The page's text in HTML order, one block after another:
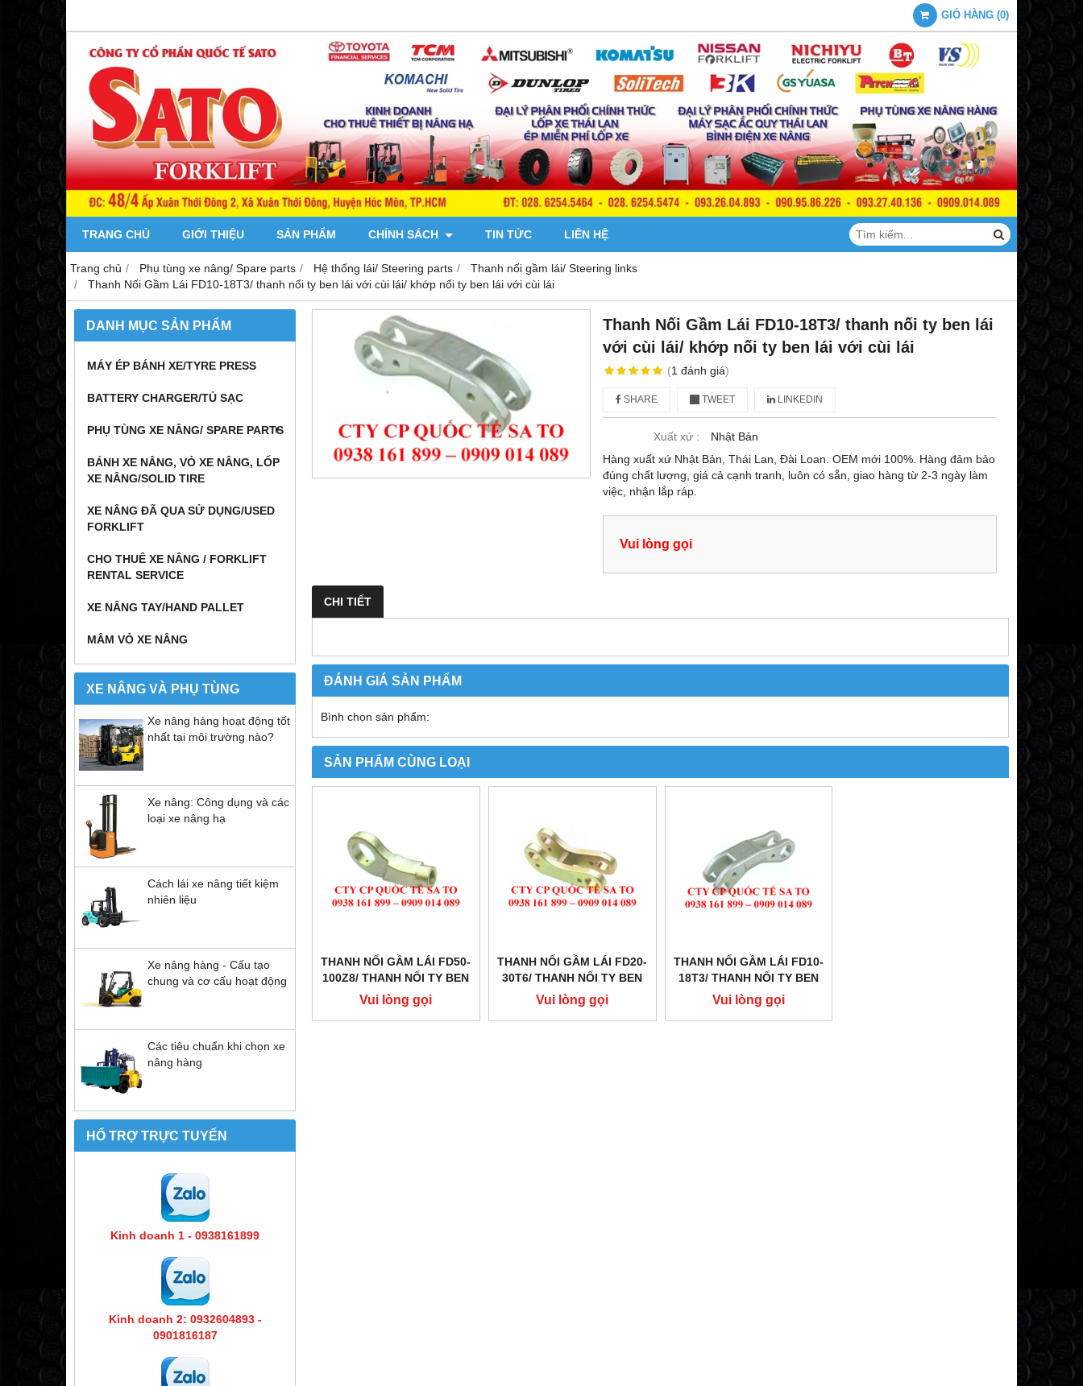
GIỎ HÀNG (0)
TRANG CHỦ GIỚI THIỆU SẢN PHẨM CHÍNH SÁCH TIN TỨC LIÊN HỆ
Trang chủ Phụ tùng xe nâng/ Spare parts Hệ thống lái/ Steering parts
Thanh nối gầm lái/ Steering links
Thanh Nối Gầm Lái FD10-18T3/ thanh nối ty ben lái với cùi lái/ khớp nối ty ben lái với cùi lái
DANH MỤC SẢN PHẨM
MÁY ÉP BÁNH XE/TYRE PRESS
BATTERY CHARGER/TỦ SẠC
PHỤ TÙNG XE NÂNG/ SPARE PARTS
BÁNH XE NÂNG, VỎ XE NÂNG, LỐP
XE NÂNG/SOLID TIRE
XE NÂNG ĐÃ QUA SỬ DỤNG/USED
FORKLIFT
CHO THUÊ XE NÂNG / FORKLIFT
RENTAL SERVICE
XE NÂNG TAY/HAND PALLET
MÂM VỎ XE NÂNG
XE NÂNG VÀ PHỤ TÙNG
Xe nâng hàng hoạt động tốt
nhất tại môi trường nào?
Xe nâng: Công dụng và các
loại xe nâng hạ
Cách lái xe nâng tiết kiệm
nhiên liệu
Xe nâng hàng - Cấu tạo
chung và cơ cấu hoạt động
Các tiêu chuẩn khi chọn xe
nâng hàng
HỔ TRỢ TRỰC TUYẾN
Kinh doanh 1 - 0938161899
Kinh doanh 2: 0932604893 -
0901816187
Thanh Nối Gầm Lái FD10-18T3/ thanh nối ty ben lái
với cùi lái/ khớp nối ty ben lái với cùi lái
(1 đánh giá)
SHARE TWEET LINKEDIN
Xuất xứ :
Nhật Bản
Hàng xuất xứ Nhật Bản, Thái Lan, Đài Loan. OEM mới 100%. Hàng đảm bảo
đúng chất lượng, giá cả cạnh tranh, luôn có sẵn, giao hàng từ 2-3 ngày làm
việc, nhận lắp ráp.
Vui lòng gọi
CHI TIẾT
ĐÁNH GIÁ SẢN PHẨM
Bình chọn sản phẩm:
SẢN PHẨM CÙNG LOẠI
THANH NỐI GẦM LÁI FD50-
100Z8/ THANH NỐI TY BEN
LÁI VỚI CÙI LÁI/ KHỚP NỐI
TY BEN LÁI VỚI CÙI LÁI
Vui lòng gọi
THANH NỐI GẦM LÁI FD20-
30T6/ THANH NỐI TY BEN
LÁI VỚI CÙI LÁI/ KHỚP NỐI
TY BEN LÁI VỚI CÙI LÁI
Vui lòng gọi
THANH NỐI GẦM LÁI FD10-
18T3/ THANH NỐI TY BEN
LÁI VỚI CÙI LÁI/ KHỚP NỐI
TY BEN LÁI VỚI CÙI LÁI
Vui lòng gọi